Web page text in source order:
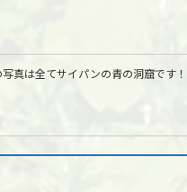
写真は全てサイパンの青の洞窟です！